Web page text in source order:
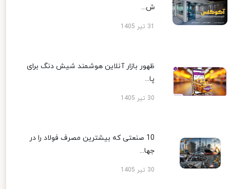
ش...
ظهور بازار آنلاین هوشمند شیش دنگ برای
پا...
30 تیر 1405
10 صنعتی که بیشترین مصرف فولاد را در
جها...
30 تیر 1405